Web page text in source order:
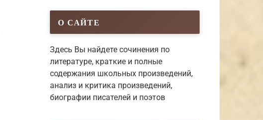
О САЙТЕ
Здесь Вы найдете сочинения по
литературе, краткие и полные
содержания школьных произведений,
анализ и критика произведений,
биографии писателей и поэтов